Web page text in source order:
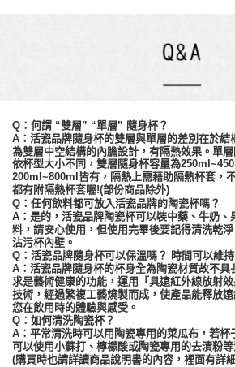
Q：何謂 “雙層” “單層” 隨身杯？
A：活瓷品牌隨身杯的雙層與單層的差別在於結
為雙層中空結構的內膽設計，有隔熱效果。單
依杯型大小不同， 雙層 隨身杯容量為
200ml~800ml皆有，隔熱上需藉助隔熱杯套，
都有附隔熱杯套喔!(部份商品除外)
Q：任何飲料都可放入活瓷品牌的陶瓷杯嗎？
A：是的，活瓷品牌陶瓷杯可以裝中藥、牛奶、
料，請安心使用，但使用完畢後要記得清洗乾
沾污杯內壁。
Q：活瓷品牌隨身杯可以保溫嗎？ 時間可以維持
A：活瓷品牌隨身杯的杯身全為陶瓷材質故不具
求是藝術健康的功能，運用「具遠紅外線放射
技術，經過繁複工藝燒製而成，使產品能釋放
您在飲用時的體驗與感受。
Q：如何清洗陶瓷杯？
A：平常清洗時可以用陶瓷專用的菜瓜布，若杯
可以使用小蘇打、檸檬酸或陶瓷專用的去漬粉
(購買時也請詳讀商品說明書的內容，裡面有詳